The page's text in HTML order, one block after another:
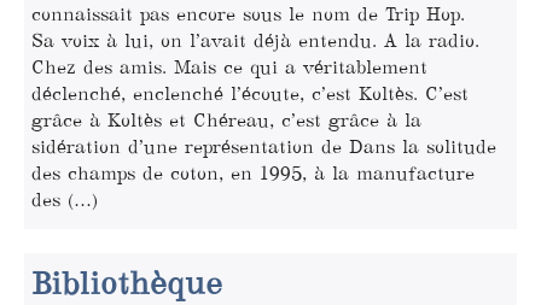
connaissait pas encore sous le nom de Trip Hop.
Sa voix à lui, on l’avait déjà entendu. A la radio.
Chez des amis. Mais ce qui a véritablement
déclenché, enclenché l’écoute, c’est Koltès. C’est
grâce à Koltès et Chéreau, c’est grâce à la
sidération d’une représentation de Dans la solitude
des champs de coton, en 1995, à la manufacture
des (…)
Bibliothèque